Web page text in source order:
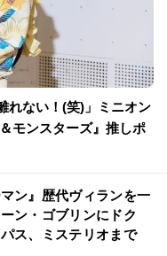
れない！(笑)」ミニオン
モンスターズ』推しポ
マン』歴代ヴィランを一
ン・ゴブリンにドク
ス、ミステリオまで